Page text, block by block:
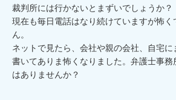
裁判所には行かないとまずいでしょうか？
現在も毎日電話はなり続けていますが怖
ん。
ネットで見たら、会社や親の会社、自宅に
書いてありま怖くなりました。弁護士事
はありませんか？